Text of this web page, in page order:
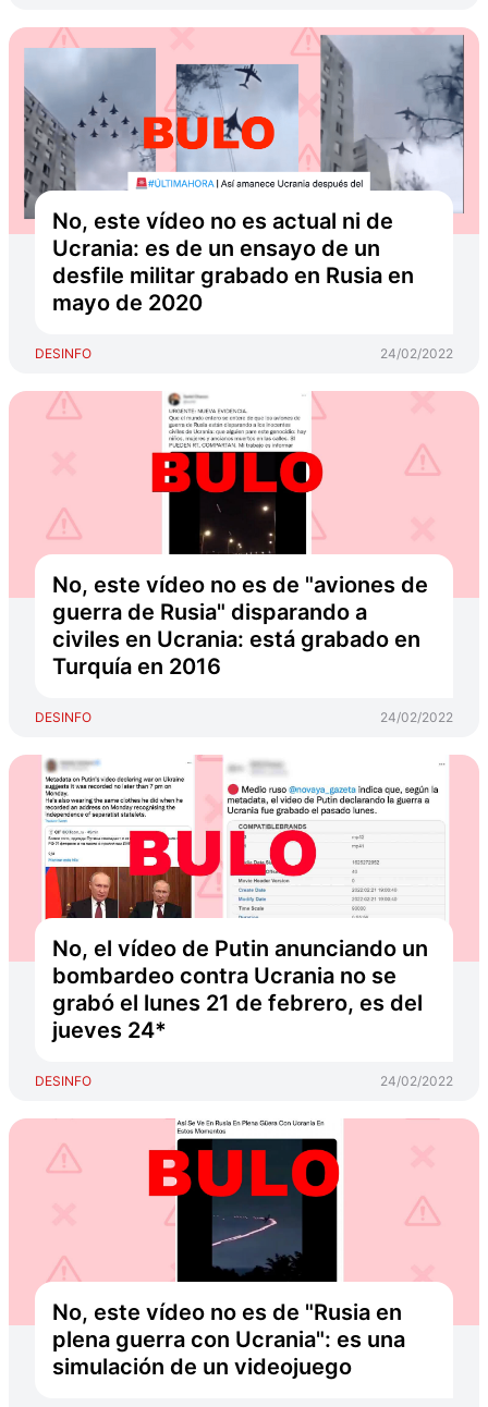
No, este vídeo no es actual ni de
Ucrania: es de un ensayo de un
desfile militar grabado en Rusia en
mayo de 2020
DESINFO 24/02/2022
No, este vídeo no es de "aviones de
guerra de Rusia" disparando a
civiles en Ucrania: está grabado en
Turquía en 2016
DESINFO 24/02/2022
No, el vídeo de Putin anunciando un
bombardeo contra Ucrania no se
grabó el lunes 21 de febrero, es del
jueves 24*
DESINFO 24/02/2022
No, este vídeo no es de "Rusia en
plena guerra con Ucrania": es una
simulación de un videojuego